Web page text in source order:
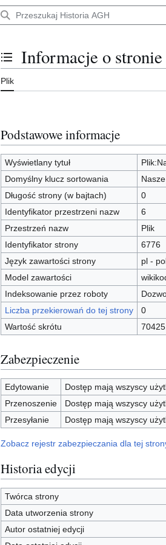
Przełącz stan spisu treści
Informacje o
Plik
Podstawowe informacje
Wyświetlany tytuł
Domyślny klucz sortowania
Długość strony (w bajtach)
0
Identyfikator przestrzeni nazw
6
Przestrzeń nazw
Plik
Identyfikator strony
6776
Język zawartości strony
pl -
Model zawartości
Indeksowanie przez roboty
Liczba przekierowań do tej strony
0
Wartość skrótu
Zabezpieczenie
Edytowanie
Dostęp mają wszyscy
Przenoszenie
Dostęp mają wszyscy
Przesyłanie
Dostęp mają wszyscy
Zobacz rejestr zabezpieczania dla tej
Historia edycji
Twórca strony
Data utworzenia strony
Autor ostatniej edycji